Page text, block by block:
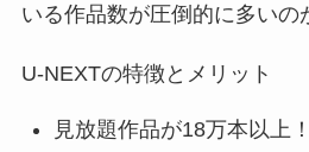
いる作品数が圧倒的に多いの
U-NEXTの特徴とメリット
見放題作品が18万本以上！